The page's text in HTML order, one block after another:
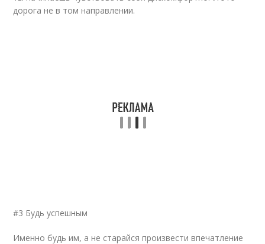
дорога не в том направлении.
#3 Будь успешным
Именно будь им, а не старайся произвести впечатление